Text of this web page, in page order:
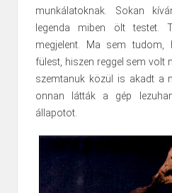
munkálatoknak. Sokan
legenda miben ölt testet.
megjelent. Ma sem
fülest, hiszen reggel sem volt
szemtanuk közül is akadt a
onnan látták a gép
állapotot.